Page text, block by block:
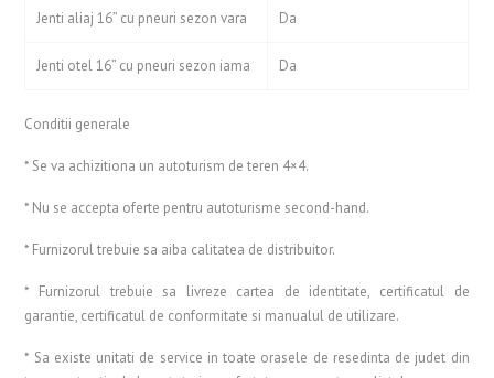
Jenti aliaj 16” cu pneuri sezon vara Da
Jenti otel 16” cu pneuri sezon iama Da
Conditii generale
* Se va achizitiona un autoturism de teren 4×4.
* Nu se accepta oferte pentru autoturisme second-hand.
* Furnizorul trebuie sa aiba calitatea de distribuitor.
* Furnizorul trebuie sa livreze cartea de identitate, certificatul de
garantie, certificatul de conformitate si manualul de utilizare.
* Sa existe unitati de service in toate orasele de resedinta de judet din